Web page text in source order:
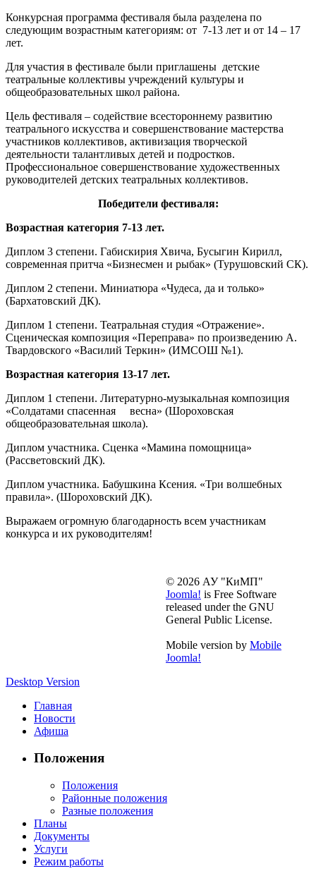
Конкурсная программа фестиваля была разделена по
следующим возрастным категориям: от 7-13 лет и от 14 – 17
лет.
Для участия в фестивале были приглашены детские
театральные коллективы учреждений культуры и
общеобразовательных школ района.
Цель фестиваля – содействие всестороннему развитию
театрального искусства и совершенствование мастерства
участников коллективов, активизация творческой
деятельности талантливых детей и подростков.
Профессиональное совершенствование художественных
руководителей детских театральных коллективов.
Победители фестиваля:
Возрастная категория 7-13 лет.
Диплом 3 степени. Габискирия Хвича, Бусыгин Кирилл,
современная притча «Бизнесмен и рыбак» (Турушовский СК).
Диплом 2 степени. Миниатюра «Чудеса, да и только»
(Бархатовский ДК).
Диплом 1 степени. Театральная студия «Отражение».
Сценическая композиция «Переправа» по произведению А.
Твардовского «Василий Теркин» (ИМСОШ №1).
Возрастная категория 13-17 лет.
Диплом 1 степени. Литературно-музыкальная композиция
«Солдатами спасенная весна» (Шороховская
общеобразовательная школа).
Диплом участника. Сценка «Мамина помощница»
(Рассветовский ДК).
Диплом участника. Бабушкина Ксения. «Три волшебных
правила». (Шороховский ДК).
Выражаем огромную благодарность всем участникам
конкурса и их руководителям!
© 2026 АУ "КиМП"
Joomla! is Free Software
released under the GNU
General Public License.
Mobile version by Mobile
Joomla!
Desktop Version
Главная
Новости
Афиша
Положения
Положения
Районные положения
Разные положения
Планы
Документы
Услуги
Режим работы